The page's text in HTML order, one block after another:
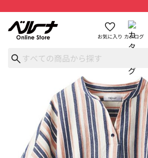
お気に入り カタログ